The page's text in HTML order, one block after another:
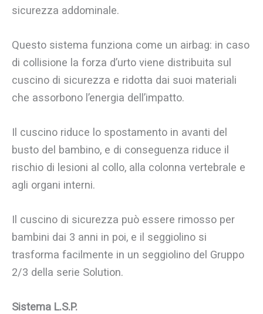
sicurezza addominale.
Questo sistema funziona come un airbag: in caso
di collisione la forza d’urto viene distribuita sul
cuscino di sicurezza e ridotta dai suoi materiali
che assorbono l’energia dell’impatto.
Il cuscino riduce lo spostamento in avanti del
busto del bambino, e di conseguenza riduce il
rischio di lesioni al collo, alla colonna vertebrale e
agli organi interni.
Il cuscino di sicurezza può essere rimosso per
bambini dai 3 anni in poi, e il seggiolino si
trasforma facilmente in un seggiolino del Gruppo
2/3 della serie Solution.
Sistema L.S.P.